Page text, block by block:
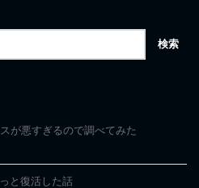
が悪すぎるので調べてみた
と復活した話